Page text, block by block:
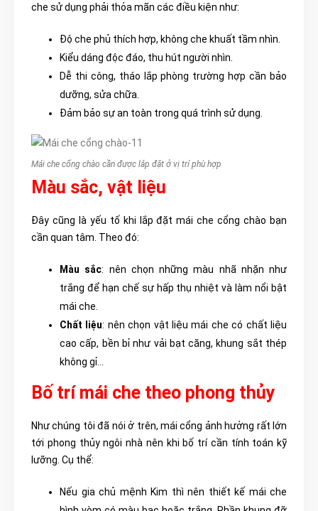
che sử dụng phải thỏa mãn các điều kiện như:
Độ che phủ thích hợp, không che khuất tầm nhìn.
Kiểu dáng độc đáo, thu hút người nhìn.
Dễ thi công, tháo lắp phòng trường hợp cần bảo
dưỡng, sửa chữa.
Đảm bảo sự an toàn trong quá trình sử dụng.
Mái che cổng chào cần được lắp đặt ở vị trí phù hợp
Màu sắc, vật liệu
Đây cũng là yếu tố khi lắp đặt mái che cổng chào bạn
cần quan tâm. Theo đó:
Màu sắc: nên chọn những màu nhã nhặn như
trắng để hạn chế sự hấp thụ nhiệt và làm nổi bật
mái che.
Chất liệu: nên chọn vật liệu mái che có chất liệu
cao cấp, bền bỉ như vải bạt căng, khung sắt thép
không gỉ…
Bố trí mái che theo phong thủy
Như chúng tôi đã nói ở trên, mái cổng ảnh hưởng rất lớn
tới phong thủy ngôi nhà nên khi bố trí cần tính toán kỹ
lưỡng. Cụ thể:
Nếu gia chủ mệnh Kim thì nên thiết kế mái che